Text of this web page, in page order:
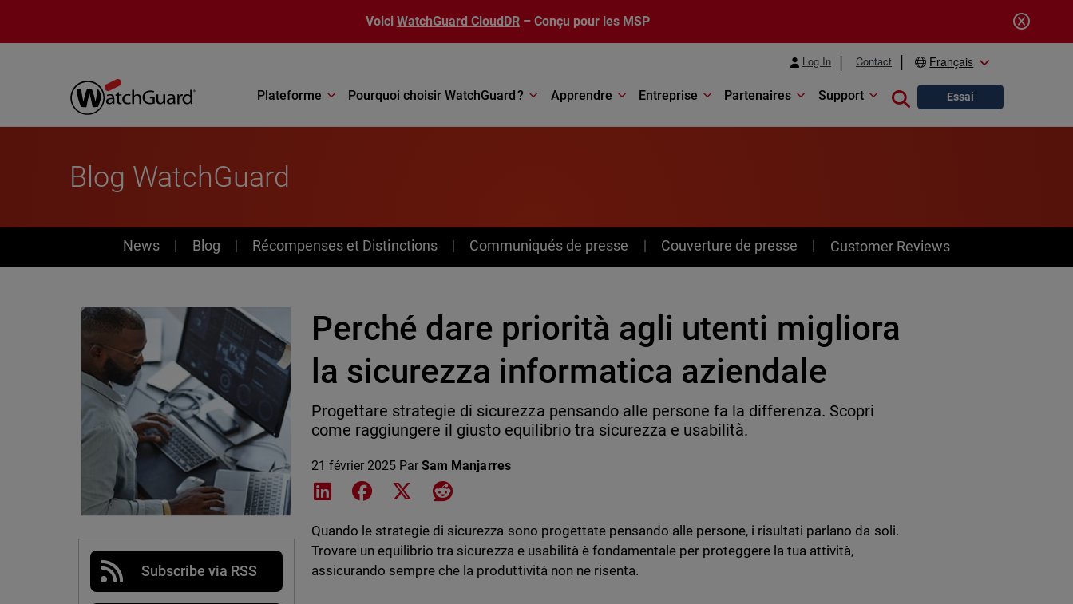
Voici WatchGuard CloudDR – Conçu pour les MSP
Log In Contact Français
Plateforme Pourquoi choisir WatchGuard ? Apprendre Entreprise Partenaires Support Close search
Essai
Blog WatchGuard
News
News Blog Récompenses et Distinctions Communiqués de presse Couverture de presse Customer Reviews
Subscribe via RSS
Perché dare priorità agli utenti migliora
la sicurezza informatica aziendale
Progettare strategie di sicurezza pensando alle persone fa la differenza. Scopri
come raggiungere il giusto equilibrio tra sicurezza e usabilità.
21 février 2025 ParSam Manjarres
Share on LinkedIn
Share on Facebook
Share on XShare on Reddit
Quando le strategie di sicurezza sono progettate pensando alle persone, i risultati parlano da soli.
Trovare un equilibrio tra sicurezza e usabilità è fondamentale per proteggere la tua attività,
assicurando sempre che la produttività non ne risenta.